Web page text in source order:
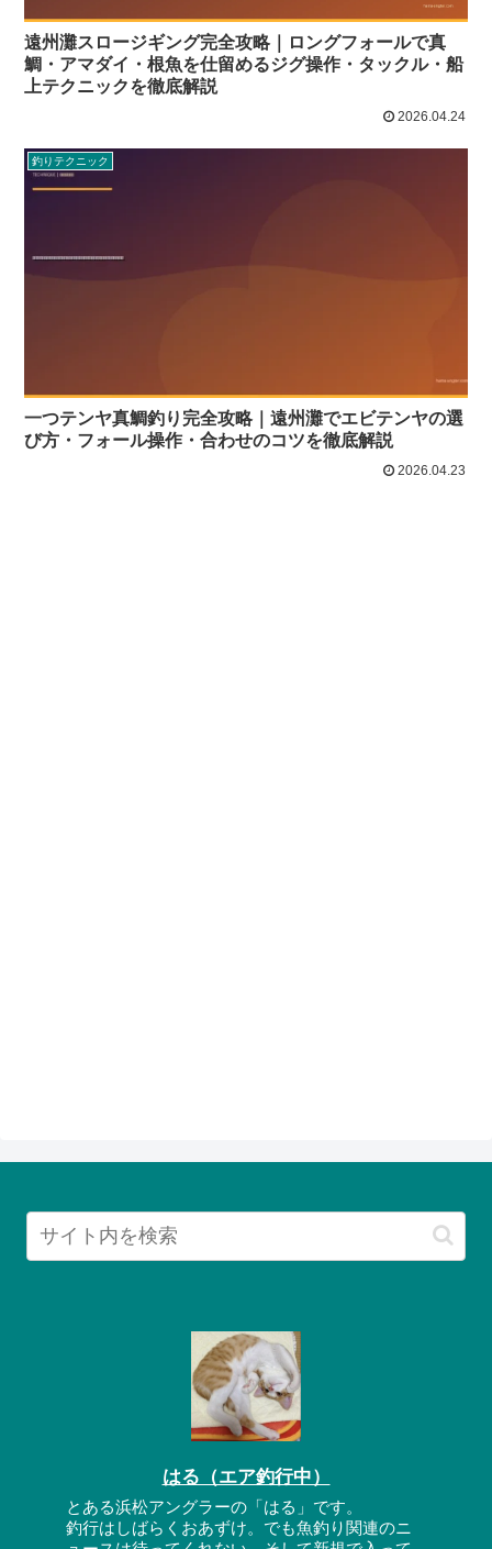
遠州灘スロージギング完全攻略｜ロングフォールで真
鯛・アマダイ・根魚を仕留めるジグ操作・タックル・船
上テクニックを徹底解説
2026.04.24
釣りテクニック
一つテンヤ真鯛釣り完全攻略｜遠州灘でエビテンヤの選
び方・フォール操作・合わせのコツを徹底解説
2026.04.23
はる（エア釣行中）
とある浜松アングラーの「はる」です。
釣行はしばらくおあずけ。でも魚釣り関連のニ